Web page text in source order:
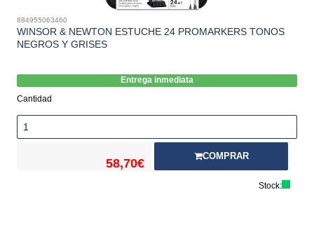
884955063460
WINSOR & NEWTON ESTUCHE 24 PROMARKERS TONOS
NEGROS Y GRISES
Entrega inmediata
Cantidad
58,70€
COMPRAR
Stock: